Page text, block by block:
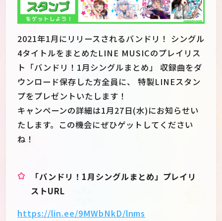
JPEN
2021年1月にリリースされるバンドリ！ シングル
4タイトルをまとめたLINE MUSICのプレイリス
ト「バンドリ！1月シングルまとめ」 収録曲をダ
ウンロード保存した方全員に、 特製LINEスタン
プをプレゼントいたします！
キャンペーンの詳細は1月27日(水)にお知らせい
たします。この機会にぜひゲットしてください
ね！
「バンドリ！1月シングルまとめ」プレイリ
ストURL
https://lin.ee/9MWbNkD/lnms